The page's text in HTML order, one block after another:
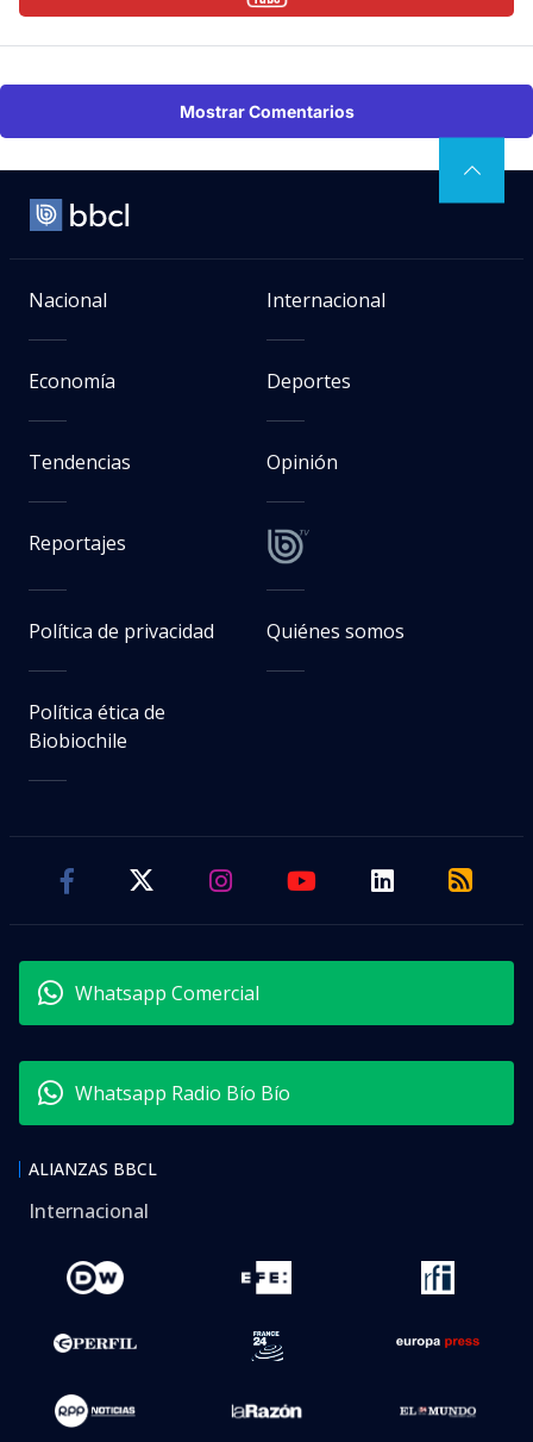
Mostrar Comentarios
Nacional Internacional
Economía Deportes
Tendencias Opinión
Reportajes
Política de privacidad Quiénes somos
Política ética de
Biobiochile
Whatsapp Comercial
Whatsapp Radio Bío Bío
ALIANZAS BBCL
Internacional